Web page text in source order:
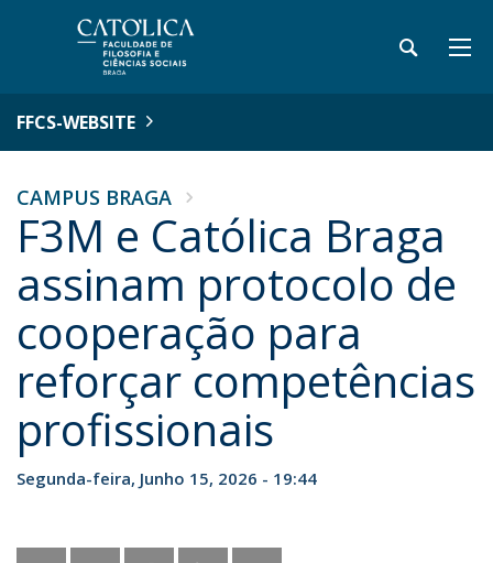
FFCS-WEBSITE
CAMPUS BRAGA
F3M e Católica Braga
assinam protocolo de
cooperação para
reforçar competências
profissionais
Segunda-feira, Junho 15, 2026 - 19:44